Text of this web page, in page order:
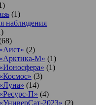
(1)
наблюдения
(2)
М» (1)
(1)
(3)
(14)
П» (4)
2023» (2)